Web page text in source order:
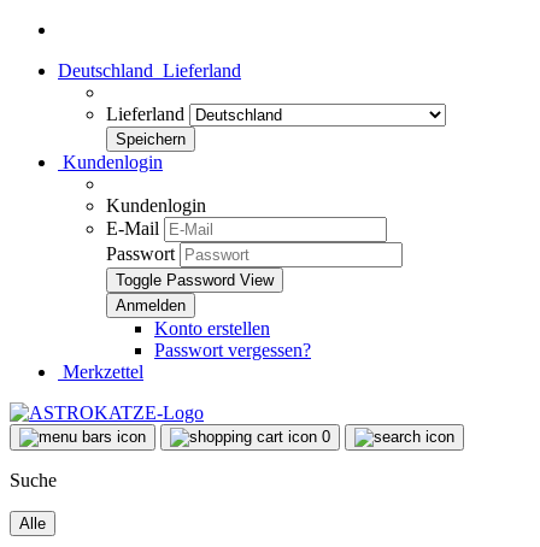
Deutschland Lieferland
Lieferland
Kundenlogin
Kundenlogin
E-Mail
Passwort
Toggle Password View
Konto erstellen
Passwort vergessen?
Merkzettel
0
Suche
Alle